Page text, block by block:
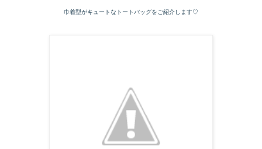
巾着型がキュートなトートバッグをご紹介します♡